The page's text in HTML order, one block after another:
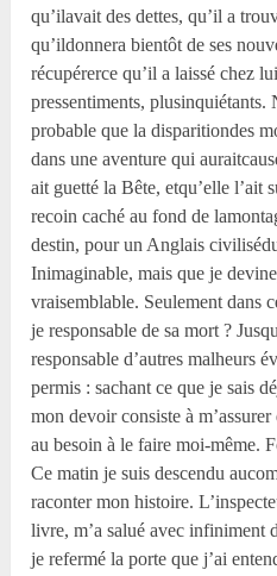
qu’ilavait des dettes, qu’il a
qu’ildonnera bientôt de ses
récupérerce qu’il a laissé chez
pressentiments, plusinquiétants.
probable que la disparitiondes
dans une aventure qui
ait guetté la Bête, etqu’elle l’ait
recoin caché au fond de
destin, pour un Anglais
Inimaginable, mais que je
vraisemblable. Seulement dans
je responsable de sa mort ?
responsable d’autres malheurs
permis : sachant ce que je sais
mon devoir consiste à
au besoin à le faire moi-même.
Ce matin je suis descendu
raconter mon histoire.
livre, m’a salué avec infiniment
je refermé la porte que j’ai